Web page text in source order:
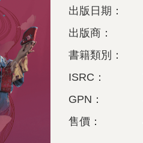
出版日期：
出版商：
書籍類別：
ISRC：
GPN：
售價：